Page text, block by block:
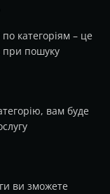
по категоріям – це
при пошуку
вам буде
ви зможете